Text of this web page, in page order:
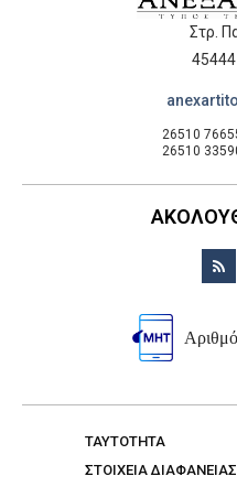
Στρ.
45444
26510
26510
TAYTOTHTA
ΣΤΟΙΧΕΙΑ